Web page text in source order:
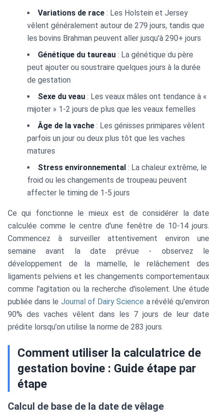
Variations de race : Les Holstein et Jersey
vêlent généralement autour de 279 jours, tandis que
les bovins Brahman peuvent aller jusqu'à 290+ jours
Génétique du taureau : La génétique du père
peut ajouter ou soustraire quelques jours à la durée
de gestation
Sexe du veau : Les veaux mâles ont tendance à «
mijoter » 1-2 jours de plus que les veaux femelles
Âge de la vache : Les génisses primipares vêlent
parfois un jour ou deux plus tôt que les vaches
matures
Stress environnemental : La chaleur extrême, le
froid ou les changements de troupeau peuvent
affecter le timing de 1-5 jours
Ce qui fonctionne le mieux est de considérer la date
calculée comme le centre d'une fenêtre de 10-14 jours.
Commencez à surveiller attentivement environ une
semaine avant la date prévue - observez le
développement de la mamelle, le relâchement des
ligaments pelviens et les changements comportementaux
comme l'agitation ou la recherche d'isolement. Une étude
publiée dans le Journal of Dairy Science a révélé qu'environ
90% des vaches vêlent dans les 7 jours de leur date
prédite lorsqu'on utilise la norme de 283 jours.
Comment utiliser la calculatrice de
gestation bovine : Guide étape par
étape
Calcul de base de la date de vêlage